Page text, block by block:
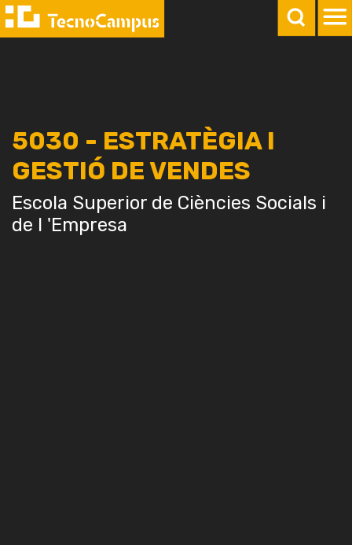
5030 - ESTRATÈGIA I
GESTIÓ DE VENDES
Escola Superior de Ciències Socials i
de l 'Empresa